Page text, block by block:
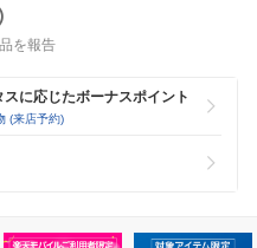
を報告
に応じたボーナスポイント
(来店予約)